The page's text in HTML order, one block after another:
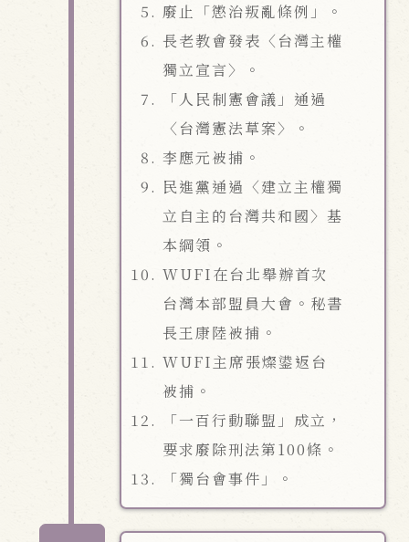
廢止「懲治叛亂條例」。
長老教會發表〈台灣主權
獨立宣言〉。
「人民制憲會議」通過
〈台灣憲法草案〉。
李應元被捕。
民進黨通過〈建立主權獨
立自主的台灣共和國〉基
本綱領。
WUFI在台北舉辦首次
台灣本部盟員大會。秘書
長王康陸被捕。
WUFI主席張燦鍙返台
被捕。
「一百行動聯盟」成立，
要求廢除刑法第100條。
「獨台會事件」。